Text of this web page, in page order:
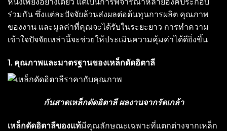
ร่วมกัน ซึ่งแต่ละปัจจัยล้วนส่งผลต่อต้นทุนการผลิต คุณภาพ
ของงาน และมูลค่าที่คุณจะได้รับในระยะยาว การทำความ
เข้าใจปัจจัยเหล่านี้จะช่วยให้ประเมินความคุ้มค่าได้ดียิ่งขึ้น
1. คุณภาพและมาตรฐานของเหล็กดัดอิตาลี
กันสาดเหล็กดัดอิตาลีผลงานจากรัดเกล้า
เหล็กดัดอิตาลีของแท้มีคุณลักษณะเฉพาะที่แตกต่างจากเหล็ก